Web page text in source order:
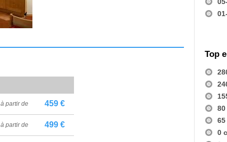
à partir de 459 €
à partir de 499 €
Top
0